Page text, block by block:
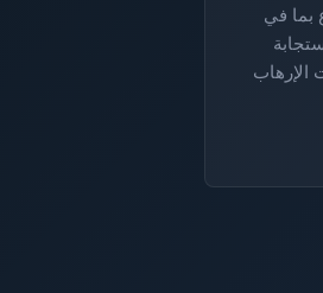
بما في
الإرهاب